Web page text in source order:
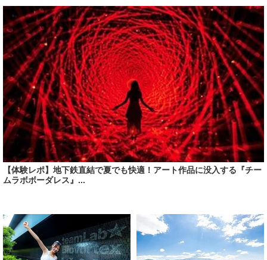
【体験レポ】地下鉄直結で夏でも快適！アート作品に没入する『チー
ムラボボーダレス』...